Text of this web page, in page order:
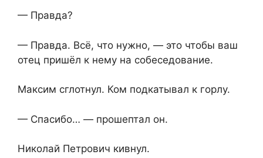
— Правда?
— Правда. Всё, что нужно, — это чтобы ваш
отец пришёл к нему на собеседование.
Максим сглотнул. Ком подкатывал к горлу.
— Спасибо… — прошептал он.
Николай Петрович кивнул.